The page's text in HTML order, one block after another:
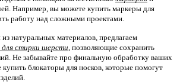
Например, вы можете купить маркеры для
работу над сложными проектами.
натуральных материалов, предлагаем
для стирки шерсти , позволяющие сохранить
Не забывайте про финальную обработку ваших
блокаторы для носков, которые помогут